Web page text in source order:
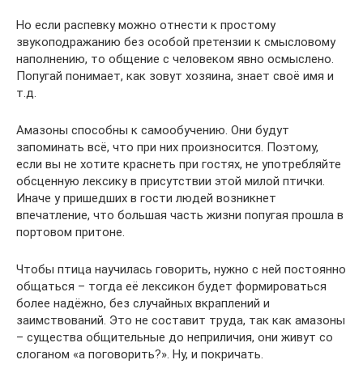
Но если распевку можно отнести к простому
звукоподражанию без особой претензии к смысловому
наполнению, то общение с человеком явно осмыслено.
Попугай понимает, как зовут хозяина, знает своё имя и
т.д.
Амазоны способны к самообучению. Они будут
запоминать всё, что при них произносится. Поэтому,
если вы не хотите краснеть при гостях, не употребляйте
обсценную лексику в присутствии этой милой птички.
Иначе у пришедших в гости людей возникнет
впечатление, что большая часть жизни попугая прошла в
портовом притоне.
Чтобы птица научилась говорить, нужно с ней постоянно
общаться – тогда её лексикон будет формироваться
более надёжно, без случайных вкраплений и
заимствований. Это не составит труда, так как амазоны
– существа общительные до неприличия, они живут со
слоганом «а поговорить?». Ну, и покричать.